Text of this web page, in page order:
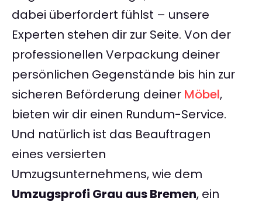
dabei überfordert fühlst – unsere
Experten stehen dir zur Seite. Von der
professionellen Verpackung deiner
persönlichen Gegenstände bis hin zur
sicheren Beförderung deiner Möbel,
bieten wir dir einen Rundum-Service.
Und natürlich ist das Beauftragen
eines versierten
Umzugsunternehmens, wie dem
Umzugsprofi Grau aus Bremen, ein